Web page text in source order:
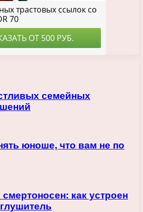
семейных
юноше, что вам не по
как устроен